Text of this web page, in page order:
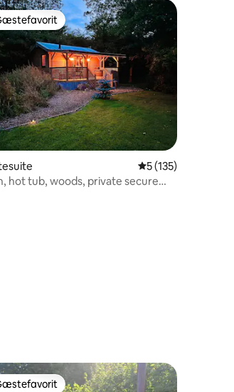
bedømmelse, 140 omtaler
gæstefavorit
5 ud af 5 i
5 (135)
hot tub, woods, private secure